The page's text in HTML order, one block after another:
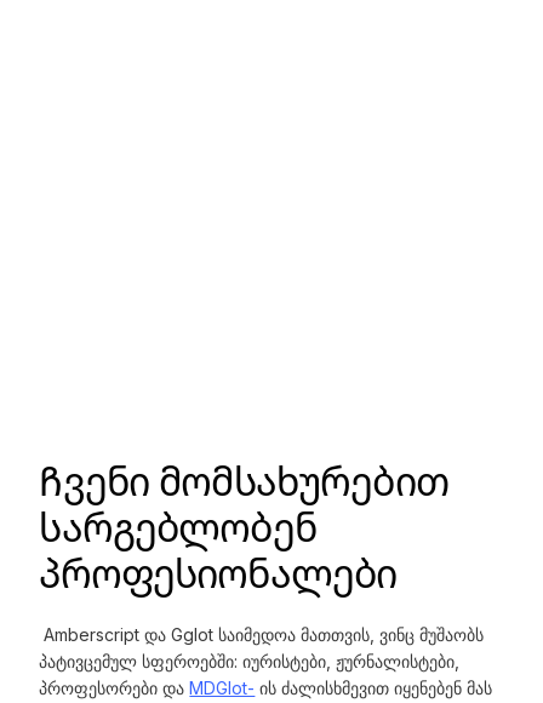
Ჩვენი მომსახურებით
სარგებლობენ
პროფესიონალები
Amberscript და Gglot საიმედოა მათთვის, ვინც მუშაობს
პატივცემულ სფეროებში: იურისტები, ჟურნალისტები,
პროფესორები და MDGlot- ის ძალისხმევით იყენებენ მას